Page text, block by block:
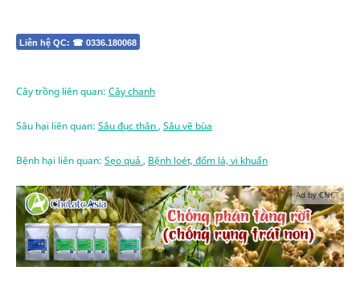
Liên hệ QC: ☎ 0336.180068
Cây trồng liên quan: Cây chanh
Sâu hại liên quan: Sâu đục thân, Sâu vẽ bùa
Bệnh hại liên quan: Sẹo quả , Bệnh loét, đốm lá, vi khuẩn
Ad by CNCT